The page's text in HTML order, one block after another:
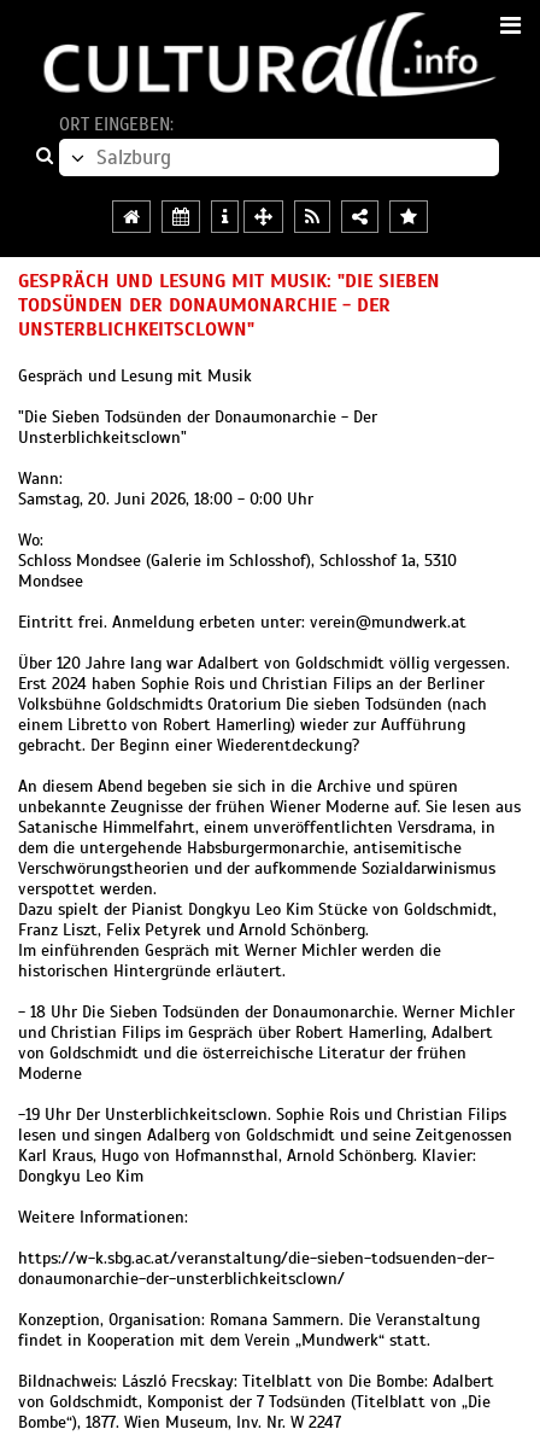
ORT EINGEBEN:
GESPRÄCH UND LESUNG MIT MUSIK: "DIE SIEBEN
TODSÜNDEN DER DONAUMONARCHIE - DER
UNSTERBLICHKEITSCLOWN"
Gespräch und Lesung mit Musik
"Die Sieben Todsünden der Donaumonarchie - Der
Unsterblichkeitsclown"
Wann:
Samstag, 20. Juni 2026, 18:00 - 0:00 Uhr
Wo:
Schloss Mondsee (Galerie im Schlosshof), Schlosshof 1a, 5310
Mondsee
Eintritt frei. Anmeldung erbeten unter: verein@mundwerk.at
Über 120 Jahre lang war Adalbert von Goldschmidt völlig vergessen.
Erst 2024 haben Sophie Rois und Christian Filips an der Berliner
Volksbühne Goldschmidts Oratorium Die sieben Todsünden (nach
einem Libretto von Robert Hamerling) wieder zur Aufführung
gebracht. Der Beginn einer Wiederentdeckung?
An diesem Abend begeben sie sich in die Archive und spüren
unbekannte Zeugnisse der frühen Wiener Moderne auf. Sie lesen aus
Satanische Himmelfahrt, einem unveröffentlichten Versdrama, in
dem die untergehende Habsburgermonarchie, antisemitische
Verschwörungstheorien und der aufkommende Sozialdarwinismus
verspottet werden.
Dazu spielt der Pianist Dongkyu Leo Kim Stücke von Goldschmidt,
Franz Liszt, Felix Petyrek und Arnold Schönberg.
Im einführenden Gespräch mit Werner Michler werden die
historischen Hintergründe erläutert.
- 18 Uhr Die Sieben Todsünden der Donaumonarchie. Werner Michler
und Christian Filips im Gespräch über Robert Hamerling, Adalbert
von Goldschmidt und die österreichische Literatur der frühen
Moderne
-19 Uhr Der Unsterblichkeitsclown. Sophie Rois und Christian Filips
lesen und singen Adalberg von Goldschmidt und seine Zeitgenossen
Karl Kraus, Hugo von Hofmannsthal, Arnold Schönberg. Klavier:
Dongkyu Leo Kim
Weitere Informationen:
https://w-k.sbg.ac.at/veranstaltung/die-sieben-todsuenden-der-
donaumonarchie-der-unsterblichkeitsclown/
Konzeption, Organisation: Romana Sammern. Die Veranstaltung
findet in Kooperation mit dem Verein „Mundwerk“ statt.
Bildnachweis: László Frecskay: Titelblatt von Die Bombe: Adalbert
von Goldschmidt, Komponist der 7 Todsünden (Titelblatt von „Die
Bombe“), 1877. Wien Museum, Inv. Nr. W 2247